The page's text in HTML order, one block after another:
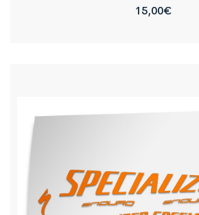
15,00€